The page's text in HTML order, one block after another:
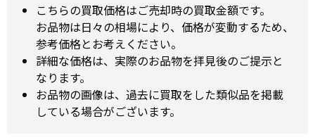
こちらの買取価格はご売却時の買取金額です。
お品物は日々の相場により、価格が変動するため、
参考価格とお考えください。
詳細な価格は、実際のお品物を拝見後のご提示と
なります。
お品物の画像は、過去に買取をした類似品を掲載
している場合がございます。